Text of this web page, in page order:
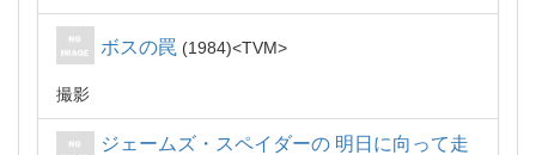
ボスの罠 1984 TVM
撮影
ジェームズ・スペイダーの 明日に向って走